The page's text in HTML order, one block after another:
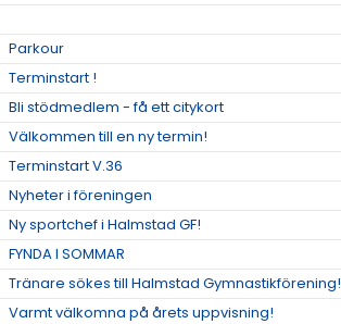
Parkour
Terminstart !
Bli stödmedlem - få ett citykort
Välkommen till en ny termin!
Terminstart V.36
Nyheter i föreningen
Ny sportchef i Halmstad GF!
FYNDA I SOMMAR
Tränare sökes till Halmstad Gymnastikförening!
Varmt välkomna på årets uppvisning!